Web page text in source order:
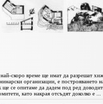
скоро време ще имат да разрешат
организации, е построяването
се опитаме да дадем под ред
като накрая отсъдят доколко е ...